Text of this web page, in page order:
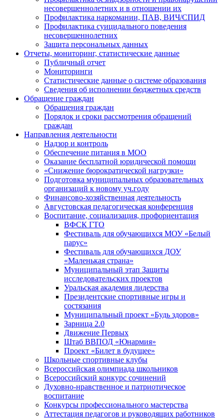
несовершеннолетних и в отношении их
Профилактика наркомании, ПАВ, ВИЧ/СПИД
Профилактика суицидального поведения
несовершеннолетних
Защита персональных данных
Отчеты, мониторинг, статистические данные
Публичный отчет
Мониторинги
Статистические данные о системе образования
Сведения об исполнении бюджетных средств
Обращение граждан
Обращения граждан
Порядок и сроки рассмотрения обращений
граждан
Направления деятельности
Надзор и контроль
Обеспечение питания в МОО
Оказание бесплатной юридической помощи
«Снижение бюрократической нагрузки»
Подготовка муниципальных образовательных
организаций к новому уч.году
Финансово-хозяйственная деятельность
Августовская педагогическая конференция
Воспитание, социализация, профориентация
ВФСК ГТО
Фестиваль для обучающихся МОУ «Белый
парус»
Фестиваль для обучающихся ДОУ
«Маленькая страна»
Муниципальный этап Защиты
исследовательских проектов
Уральская академия лидерства
Президентские спортивные игры и
состязания
Муниципальный проект «Будь здоров»
Зарница 2.0
Движение Первых
Штаб ВВПОД «Юнармия»
Проект «Билет в будущее»
Школьные спортивные клубы
Всероссийская олимпиада школьников
Всероссийский конкурс сочинений
Духовно-нравственное и патриотическое
воспитание
Конкурсы профессионального мастерства
Аттестация педагогов и руководящих работников